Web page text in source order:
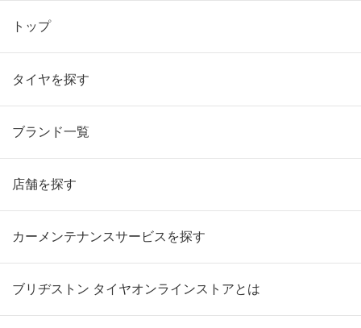
トップ
タイヤを探す
ブランド一覧
店舗を探す
カーメンテナンスサービスを探す
ブリヂストン タイヤオンラインストアとは